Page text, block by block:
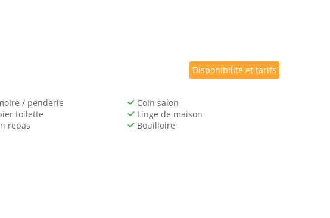
/ penderie
Coin salon
toilette
Linge de maison
repas Bouilloire
Disponibilité et tarifs